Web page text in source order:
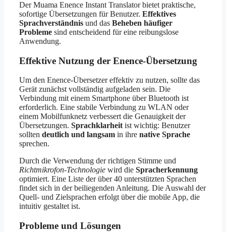
Der Muama Enence Instant Translator bietet praktische,
sofortige Übersetzungen für Benutzer. Effektives
Sprachverständnis und das Beheben häufiger
Probleme sind entscheidend für eine reibungslose
Anwendung.
Effektive Nutzung der Enence-Übersetzung
Um den Enence-Übersetzer effektiv zu nutzen, sollte das
Gerät zunächst vollständig aufgeladen sein. Die
Verbindung mit einem Smartphone über Bluetooth ist
erforderlich. Eine stabile Verbindung zu WLAN oder
einem Mobilfunknetz verbessert die Genauigkeit der
Übersetzungen. Sprachklarheitist wichtig: Benutzer
sollten deutlich und langsam in ihre native Sprache
sprechen.
Durch die Verwendung der richtigen Stimme und
Richtmikrofon-Technologie wird die Spracherkennung
optimiert. Eine Liste der über 40 unterstützten Sprachen
findet sich in der beiliegenden Anleitung. Die Auswahl der
Quell- und Zielsprachen erfolgt über die mobile App, die
intuitiv gestaltet ist.
Probleme und Lösungen